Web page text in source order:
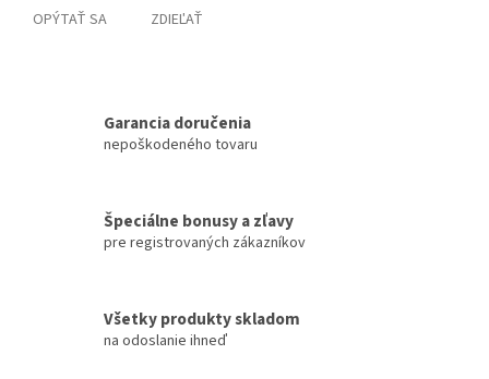
OPÝTAŤ SA ZDIEĽAŤ
Garancia doručenia
nepoškodeného tovaru
Špeciálne bonusy a zľavy
pre registrovaných zákazníkov
Všetky produkty skladom
na odoslanie ihneď